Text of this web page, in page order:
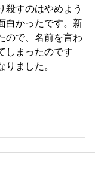
殺すのはやめよう
白かったです。新
ので、名前を言わ
しまったのです
ました。